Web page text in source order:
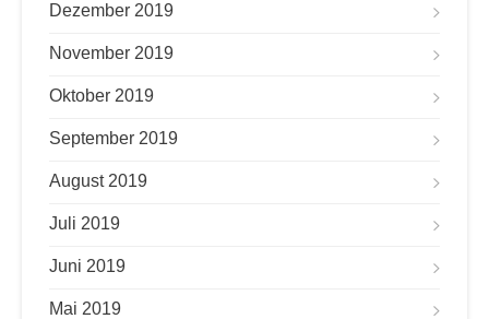
Dezember 2019
November 2019
Oktober 2019
September 2019
August 2019
Juli 2019
Juni 2019
Mai 2019